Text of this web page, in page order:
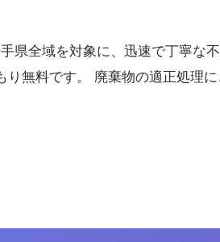
県全域を対象に、迅速で丁寧な
り無料です。 廃棄物の適正処理